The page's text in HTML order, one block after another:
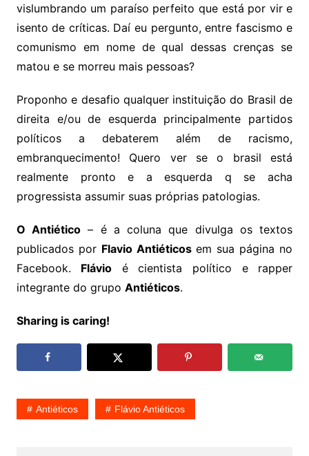
vislumbrando um paraíso perfeito que está por vir e
isento de críticas. Daí eu pergunto, entre fascismo e
comunismo em nome de qual dessas crenças se
matou e se morreu mais pessoas?
Proponho e desafio qualquer instituição do Brasil de
direita e/ou de esquerda principalmente partidos
políticos a debaterem além de racismo,
embranquecimento! Quero ver se o brasil está
realmente pronto e a esquerda q se acha
progressista assumir suas próprias patologias.
O Antiético – é a coluna que divulga os textos
publicados por Flavio Antiéticosem sua página no
Facebook. Flávio é cientista político e rapper
integrante do grupo Antiéticos.
Sharing is caring!
Antiéticos Flávio Antiéticos